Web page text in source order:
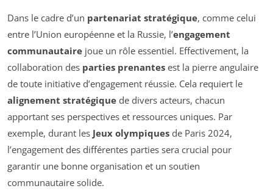
Dans le cadre d’un partenariat stratégique, comme celui
entre l’Union européenne et la Russie, l’engagement
communautaire joue un rôle essentiel. Effectivement, la
collaboration des parties prenantes est la pierre angulaire
de toute initiative d’engagement réussie. Cela requiert le
alignement stratégique de divers acteurs, chacun
apportant ses perspectives et ressources uniques. Par
exemple, durant les Jeux olympiques de Paris 2024,
l’engagement des différentes parties sera crucial pour
garantir une bonne organisation et un soutien
communautaire solide.